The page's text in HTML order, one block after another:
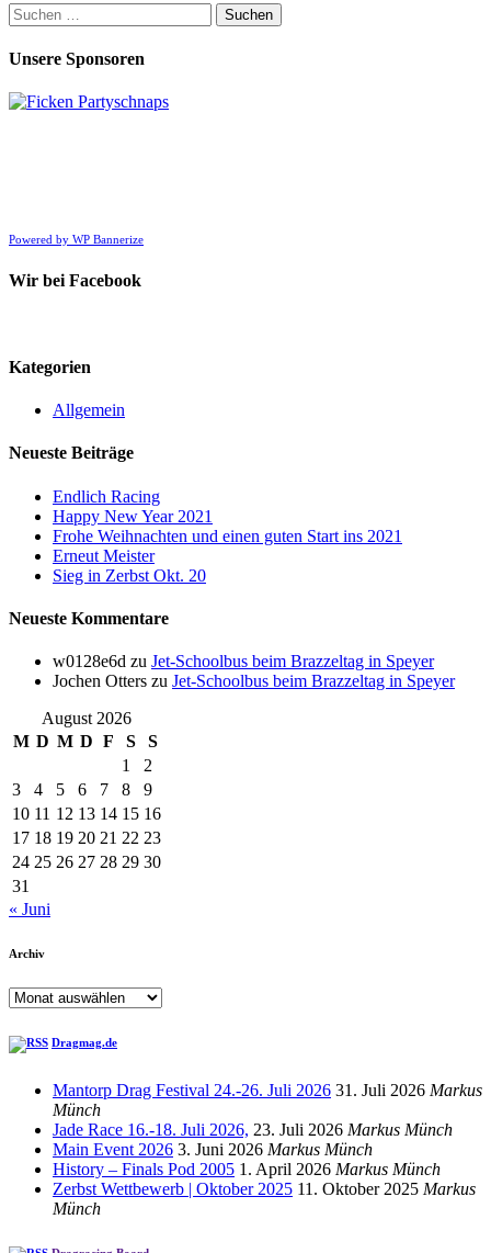
Suchen
nach:
Unsere Sponsoren
Powered by WP Bannerize
Wir bei Facebook
Kategorien
Allgemein
Neueste Beiträge
Endlich Racing
Happy New Year 2021
Frohe Weihnachten und einen guten Start ins 2021
Erneut Meister
Sieg in Zerbst Okt. 20
Neueste Kommentare
w0128e6d zu Jet-Schoolbus beim Brazzeltag in Speyer
Jochen Otters zu Jet-Schoolbus beim Brazzeltag in Speyer
August 2026
M D M D F S
S
1
2
3
4 5 6 7 8
9
10 11 12 13 14 15 16
17 18 19 20 21 22 23
24 25 26 27 28 29 30
31
« Juni
Archiv
Archiv
Dragmag.de
Mantorp Drag Festival 24.-26. Juli 2026 31. Juli 2026 Markus
Münch
Jade Race 16.-18. Juli 2026, 23. Juli 2026 Markus Münch
Main Event 2026 3. Juni 2026 Markus Münch
History – Finals Pod 2005 1. April 2026 Markus Münch
Zerbst Wettbewerb | Oktober 2025 11. Oktober 2025 Markus
Münch